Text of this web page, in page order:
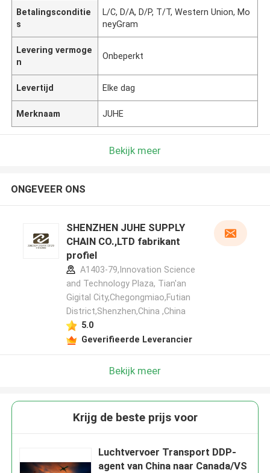
Betalingsconditie
s
L/C, D/A, D/P, T/T, Western Union, Mo
neyGram
Levering vermoge
n
Onbeperkt
Levertijd Elke dag
Merknaam JUHE
Bekijk meer
ONGEVEER ONS
SHENZHEN JUHE SUPPLY
CHAIN CO.,LTD fabrikant
profiel
A1403-79,Innovation Science
and Technology Plaza, Tian'an
Gigital City,Chegongmiao,Futian
District,Shenzhen,China ,China
5.0
Geverifieerde Leverancier
Bekijk meer
Krijg de beste prijs voor
Luchtvervoer Transport DDP-
agent van China naar Canada/VS